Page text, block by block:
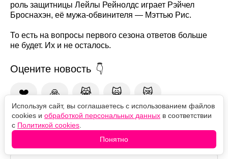
роль защитницы Лейлы Рейнолдс играет Рэйчел
Броснахэн, её мужа-обвинителя — Мэттью Рис.
То есть на вопросы первого сезона ответов больше
не будет. Их и не осталось.
Оцените новость
❤️ 🙏 😹 🙀 😿
Комментарии
Используя сайт, вы соглашаетесь с использованием файлов
cookies и обработкой персональных данных в соответствии
с Политикой cookies
Понятно